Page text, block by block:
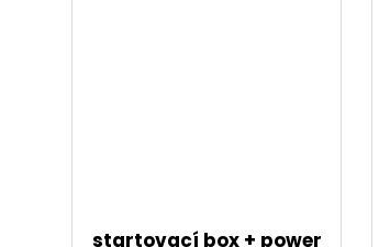
startovací box + power